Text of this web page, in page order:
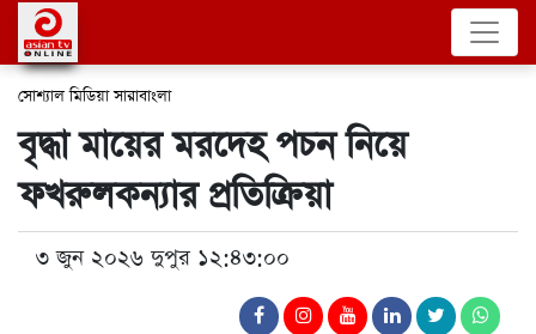
সোশ্যাল মিডিয়া সারাবাংলা
বৃদ্ধা মায়ের মরদেহ পচন নিয়ে
ফখরুলকন্যার প্রতিক্রিয়া
৩ জুন ২০২৬ দুপুর ১২:৪৩:০০